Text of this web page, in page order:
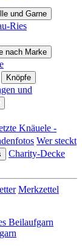
und Garne
Ries
nach Marke
Knöpfe
und
Knäuele -
Wer steckt
Charity-Decke
Merkzettel
Beilaufgarn